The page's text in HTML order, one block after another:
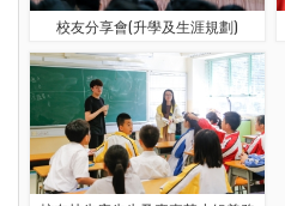
校友分享會(升學及生涯規劃)